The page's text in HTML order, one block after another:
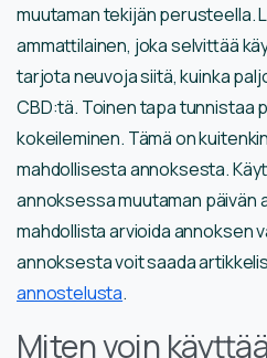
muutaman tekijän perusteella.
ammattilainen, joka selvittää
tarjota neuvoja siitä, kuinka
CBD:tä. Toinen tapa tunnistaa
kokeileminen. Tämä on
mahdollisesta annoksesta.
annoksessa muutaman päivän
mahdollista arvioida annoksen
annoksesta voit saada
annostelusta.
Miten voin